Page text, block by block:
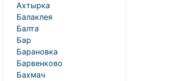
Ахтырка
Балаклея
Балта
Бар
Барановка
Барвенково
Бахмач